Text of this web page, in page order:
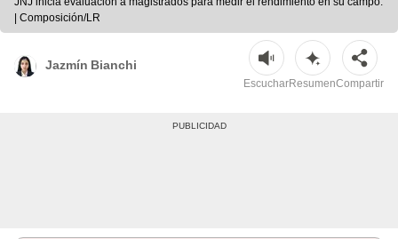
| Composición/LR
Jazmín Bianchi
EscucharResumenCompartir